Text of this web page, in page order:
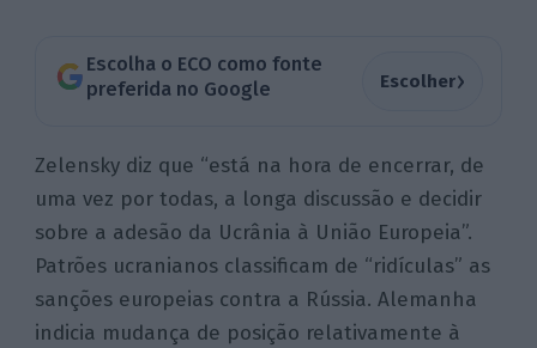
Escolha o ECO como fonte
preferida no Google
Escolher›
Zelensky diz que “está na hora de encerrar, de
uma vez por todas, a longa discussão e decidir
sobre a adesão da Ucrânia à União Europeia”.
Patrões ucranianos classificam de “ridículas” as
sanções europeias contra a Rússia. Alemanha
indicia mudança de posição relativamente à